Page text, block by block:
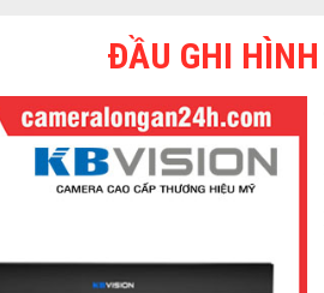
ĐẦU GHI